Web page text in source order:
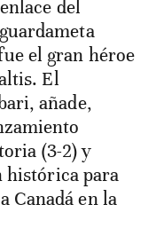
del
el gran héroe
El
añade,
(3-2) y
para
Canadá en la